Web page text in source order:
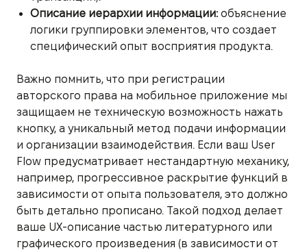
Описание иерархии информации:объяснение
логики группировки элементов, что создает
специфический опыт восприятия продукта.
Важно помнить, что при регистрации
авторского права на мобильное приложение мы
защищаем не техническую возможность нажать
кнопку, а уникальный метод подачи информации
и организации взаимодействия. Если ваш User
Flow предусматривает нестандартную механику,
например, прогрессивное раскрытие функций в
зависимости от опыта пользователя, это должно
быть детально прописано. Такой подход делает
ваше UX-описание частью литературного или
графического произведения (в зависимости от